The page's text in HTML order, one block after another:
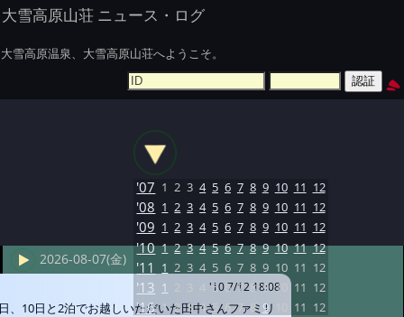
大雪高原山荘 ニュース・ログ
大雪高原温泉、大雪高原山荘へようこそ。
2026-08-07(金)
'10 7/12 18:08
、10日と2泊でお越しいただいた田中さんファミリ
'07 1 2 3 4 5 6 7 8 9 10 11 12
'08 1 2 3 4 5 6 7 8 9 10 11 12
'09 1 2 3 4 5 6 7 8 9 10 11 12
'10 1 2 3 4 5 6 7 8 9 10 11 12
'11 1 2 3 4 5 6 7 8 9 10 11 12
'13 1 2 3 4 5 6 7 8 9 10 11 12
'16 1 2 3 4 5 6 7 8 9 11 12